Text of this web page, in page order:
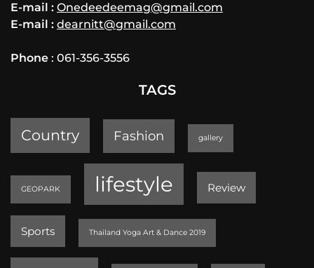
E-mail : Onedeedeemag@gmail.com
E-mail : dearnitt@gmail.com
Phone : 061-356-3556
TAGS
Country Fashion gallery
GEOPARK lifestyle Review
Sports Thailand Yoga Art & Dance 2019